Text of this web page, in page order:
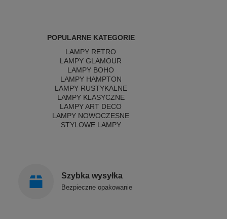
POPULARNE KATEGORIE
LAMPY RETRO
LAMPY GLAMOUR
LAMPY BOHO
LAMPY HAMPTON
LAMPY RUSTYKALNE
LAMPY KLASYCZNE
LAMPY ART DECO
LAMPY NOWOCZESNE
STYLOWE LAMPY
Szybka wysyłka
Bezpieczne opakowanie